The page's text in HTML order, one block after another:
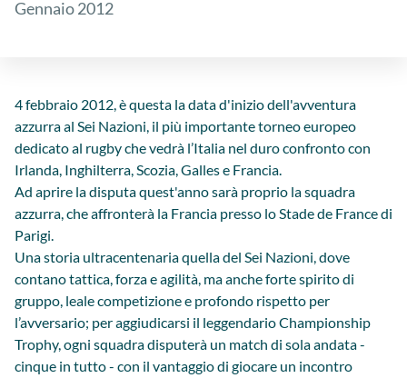
Gennaio 2012
4 febbraio 2012, è questa la data d'inizio dell'avventura
azzurra al Sei Nazioni, il più importante torneo europeo
dedicato al rugby che vedrà l’Italia nel duro confronto con
Irlanda, Inghilterra, Scozia, Galles e Francia.
Ad aprire la disputa quest'anno sarà proprio la squadra
azzurra, che affronterà la Francia presso lo Stade de France di
Parigi.
Una storia ultracentenaria quella del Sei Nazioni, dove
contano tattica, forza e agilità, ma anche forte spirito di
gruppo, leale competizione e profondo rispetto per
l’avversario; per aggiudicarsi il leggendario Championship
Trophy, ogni squadra disputerà un match di sola andata -
cinque in tutto - con il vantaggio di giocare un incontro